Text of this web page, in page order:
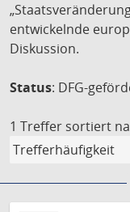
entwickelnde
Diskussion.
Status: DFG-
1 Treffer sortiert